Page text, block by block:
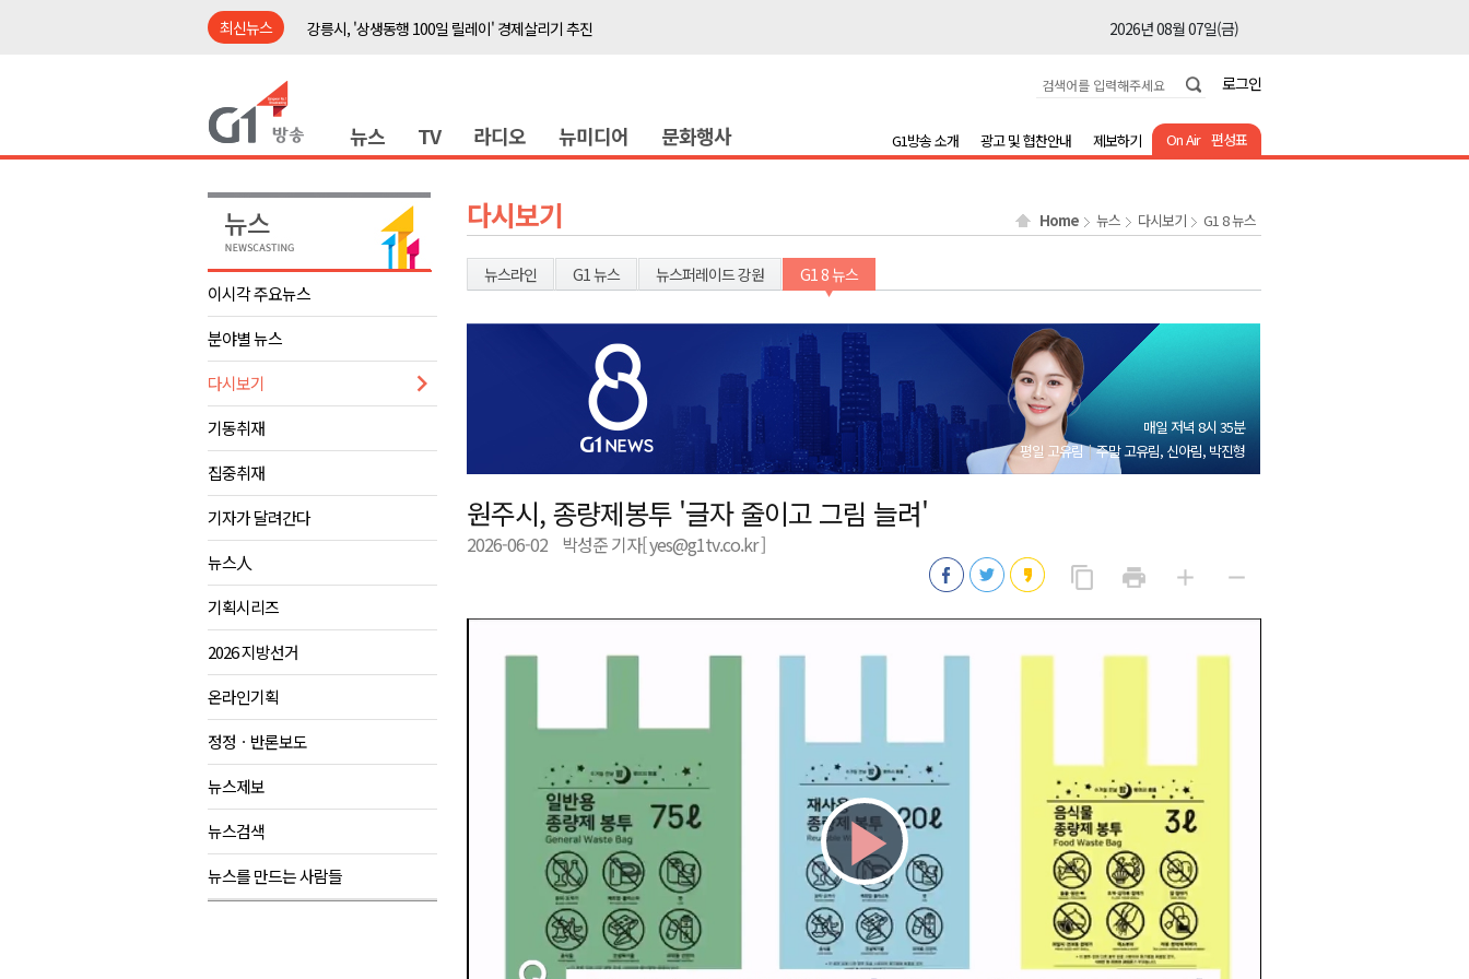
최신뉴스
강릉시, '상생동행 100일 릴레이' 경제살리기 추진
2026년 08월 07일(금)
2026년 08월 07일(금)
<강원랜드> 마카오 카지노 "복합리조트로 진화 중"
2026년 08월 07일(금)
양양군, 소상공인 특례보증 2차 지원사업 시행
평창군 재해 예방 도로 시설물 정밀 안전 진단
2026년 08월 07일(금)
동해시, '해군1함대로' 명예도로 4.1km 지정
2026년 08월 07일(금)
강릉시, '상생동행 100일 릴레이' 경제살리기 추진
2026년 08월 07일(금)
삼척시, 무건리 이끼폭포 생태탐방로 전면 통제
2026년 08월 07일(금)
<강원랜드> 관광객이 인구 3배..싱가포르 복합리조트
2026년 08월 07일(금)
제28회 정동진독립영화제 오늘 개막
양양군, 소상공인 특례보증 2차 지원사업 시행
평창군 재해 예방 도로 시설물 정밀 안전 진단
2026년 08월 07일(금)
동해시, '해군1함대로' 명예도로 4.1km 지정
2026년 08월 07일(금)
로그인
뉴스 TV 라디오 뉴미디어 문화행사 On Air 편성표
G1방송 소개 광고 및 협찬안내 제보하기
이시각 주요뉴스
분야별 뉴스
다시보기
기동취재
집중취재
기자가 달려간다
뉴스人
기획시리즈
2026 지방선거
온라인기획
정정ㆍ반론보도
뉴스제보
뉴스검색
뉴스를 만드는 사람들
다시보기 Home 뉴스 다시보기 G1 8 뉴스
뉴스라인 G1 뉴스 뉴스퍼레이드 강원 G1 8 뉴스
매일 저녁 8시 35분
평일 고유림
주말 고유림, 신아림, 박진형
원주시, 종량제봉투 '글자 줄이고 그림 늘려'
2026-06-02 박성준 기자[ yes@g1tv.co.kr ]
content_copy
사
print add
게
remove
게
Play